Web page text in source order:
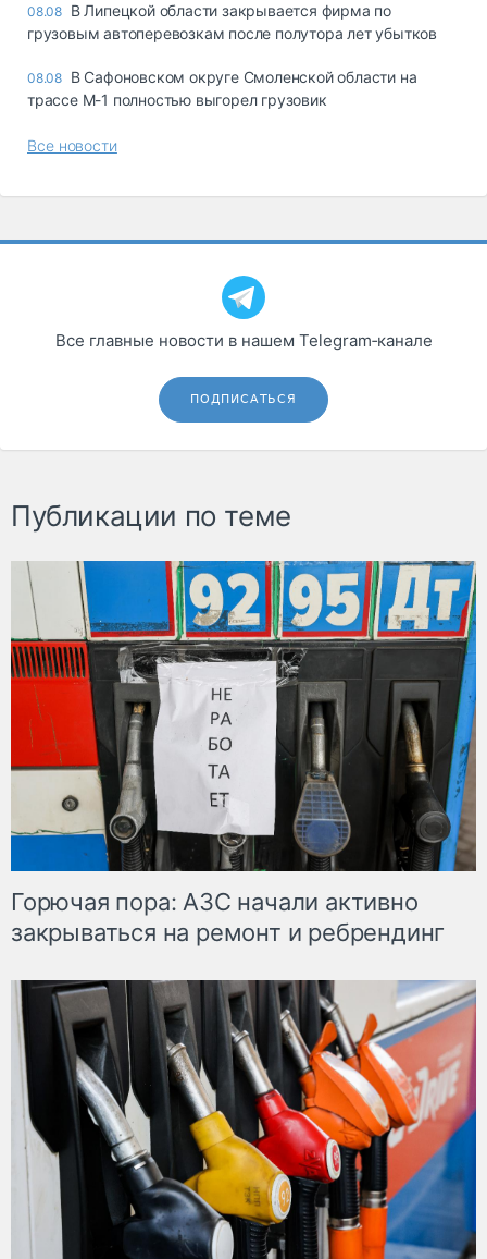
08.08 В Липецкой области закрывается фирма по
грузовым автоперевозкам после полутора лет убытков
08.08 В Сафоновском округе Смоленской области на
трассе М-1 полностью выгорел грузовик
Все новости
Все главные новости в нашем Telegram‑канале
ПОДПИСАТЬСЯ
Публикации по теме
Горючая пора: АЗС начали активно
закрываться на ремонт и ребрендинг